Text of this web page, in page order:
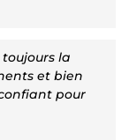
la
et bien
pour